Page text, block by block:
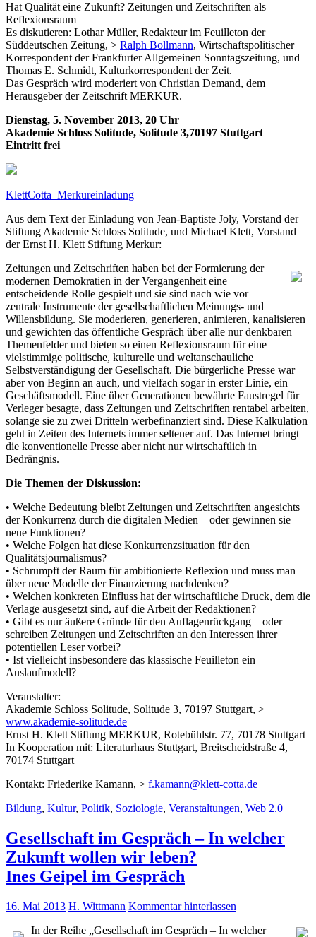
Hat Qualität eine Zukunft? Zeitungen und Zeitschriften als
Reflexionsraum
Es diskutieren: Lothar Müller, Redakteur im Feuilleton der
Süddeutschen Zeitung, > Ralph Bollmann, Wirtschaftspolitischer
Korrespondent der Frankfurter Allgemeinen Sonntagszeitung, und
Thomas E. Schmidt, Kulturkorrespondent der Zeit.
Das Gespräch wird moderiert von Christian Demand, dem
Herausgeber der Zeitschrift MERKUR.
Dienstag, 5. November 2013, 20 Uhr
Akademie Schloss Solitude, Solitude 3,70197 Stuttgart
Eintritt frei
KlettCotta_Merkureinladung
Aus dem Text der Einladung von Jean-Baptiste Joly, Vorstand der
Stiftung Akademie Schloss Solitude, und Michael Klett, Vorstand
der Ernst H. Klett Stiftung Merkur:
Zeitungen und Zeitschriften haben bei der Formierung der
modernen Demokratien in der Vergangenheit eine
entscheidende Rolle gespielt und sie sind nach wie vor
zentrale Instrumente der gesellschaftlichen Meinungs- und
Willensbildung. Sie moderieren, generieren, animieren, kanalisieren
und gewichten das öffentliche Gespräch über alle nur denkbaren
Themenfelder und bieten so einen Reflexionsraum für eine
vielstimmige politische, kulturelle und weltanschauliche
Selbstverständigung der Gesellschaft. Die bürgerliche Presse war
aber von Beginn an auch, und vielfach sogar in erster Linie, ein
Geschäftsmodell. Eine über Generationen bewährte Faustregel für
Verleger besagte, dass Zeitungen und Zeitschriften rentabel arbeiten,
solange sie zu zwei Dritteln werbefinanziert sind. Diese Kalkulation
geht in Zeiten des Internets immer seltener auf. Das Internet bringt
die konventionelle Presse aber nicht nur wirtschaftlich in
Bedrängnis.
Die Themen der Diskussion:
• Welche Bedeutung bleibt Zeitungen und Zeitschriften angesichts
der Konkurrenz durch die digitalen Medien – oder gewinnen sie
neue Funktionen?
• Welche Folgen hat diese Konkurrenzsituation für den
Qualitätsjournalismus?
• Schrumpft der Raum für ambitionierte Reflexion und muss man
über neue Modelle der Finanzierung nachdenken?
• Welchen konkreten Einfluss hat der wirtschaftliche Druck, dem die
Verlage ausgesetzt sind, auf die Arbeit der Redaktionen?
• Gibt es nur äußere Gründe für den Auflagenrückgang – oder
schreiben Zeitungen und Zeitschriften an den Interessen ihrer
potentiellen Leser vorbei?
• Ist vielleicht insbesondere das klassische Feuilleton ein
Auslaufmodell?
Veranstalter:
Akademie Schloss Solitude, Solitude 3, 70197 Stuttgart, >
www.akademie-solitude.de
Ernst H. Klett Stiftung MERKUR, Rotebühlstr. 77, 70178 Stuttgart
In Kooperation mit: Literaturhaus Stuttgart, Breitscheidstraße 4,
70174 Stuttgart
Kontakt: Friederike Kamann, > f.kamann@klett-cotta.de
Bildung, Kultur, Politik, Soziologie, Veranstaltungen, Web 2.0
Gesellschaft im Gespräch – In welcher
Zukunft wollen wir leben?
Ines Geipel im Gespräch
16. Mai 2013 H. Wittmann Kommentar hinterlassen
In der Reihe „Gesellschaft im Gespräch – In welcher